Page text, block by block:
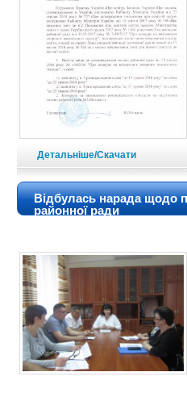
Детальніше/Скачати
Відбулась нарада щодо
районної ради